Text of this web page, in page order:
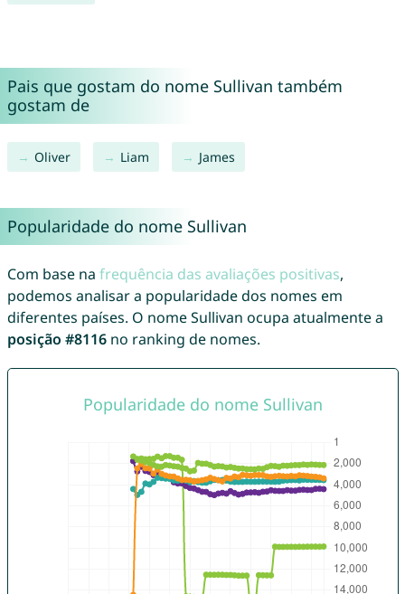
Pais que gostam do nome Sullivan também
gostam de
Oliver Liam James
Popularidade do nome Sullivan
Com base na frequência das avaliações positivas,
podemos analisar a popularidade dos nomes em
diferentes países. O nome Sullivan ocupa atualmente a
posição #8116no ranking de nomes.